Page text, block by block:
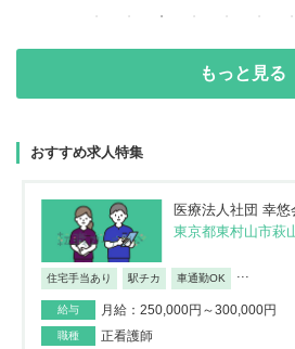
もっと見る
おすすめ求人特集
医療法人社団 幸悠
東京都東村山市萩
住宅手当あり 駅チカ 車通勤OK ...
給与 月給：250,000円～300,000円
職種 正看護師